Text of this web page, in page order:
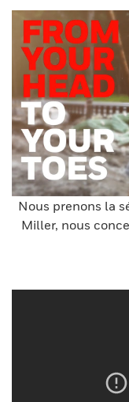
Nous prenons la
Miller, nous